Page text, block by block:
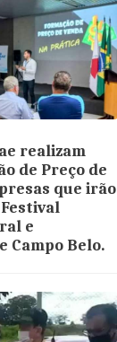
realizam
de Preço de
que irão
e
Campo Belo.